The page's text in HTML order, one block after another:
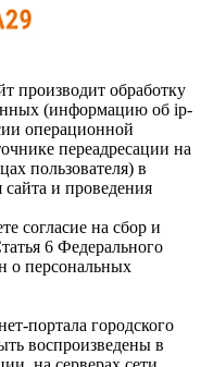
производит обработку
(информацию об ip-
операционной
переадресации на
пользователя) в
и проведения
согласие на сбор и
6 Федерального
о персональных
портала городского
воспроизведены в